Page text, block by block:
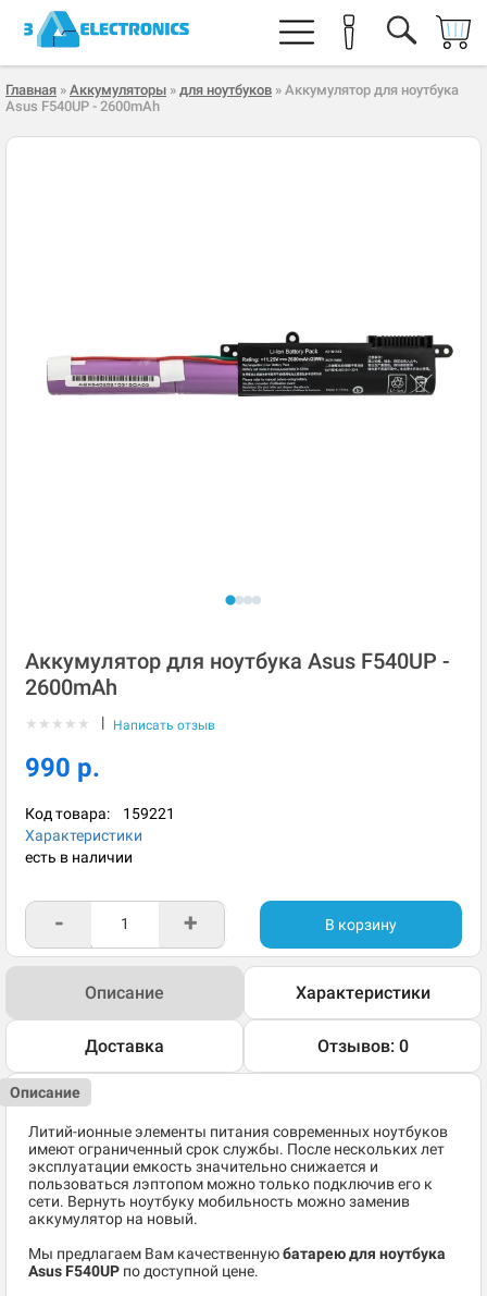
Главная » Аккумуляторы » для ноутбуков » Аккумулятор для ноутбука
Asus F540UP - 2600mAh
Аккумулятор для ноутбука Asus F540UP -
2600mAh
★ ★ ★ ★ ★ | Написать отзыв
990 р.
Код товара: 159221
Характеристики
есть в наличии
- + В корзину
Описание Характеристики
Доставка Отзывов: 0
Описание
Литий-ионные элементы питания современных ноутбуков
имеют ограниченный срок службы. После нескольких лет
эксплуатации емкость значительно снижается и
пользоваться лэптопом можно только подключив его к
сети. Вернуть ноутбуку мобильность можно заменив
аккумулятор на новый.
Мы предлагаем Вам качественнуюбатарею для ноутбука
Asus F540UP по доступной цене.